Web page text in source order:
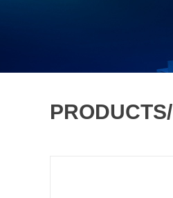
PRODUCTS/